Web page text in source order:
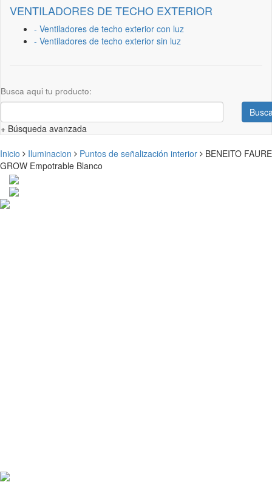
VENTILADORES DE TECHO EXTERIOR
- Ventiladores de techo exterior con luz
- Ventiladores de techo exterior sin luz
Busca aqui tu producto:
+ Búsqueda avanzada
Inicio Iluminacion Puntos de señalización interior
BENEITO FAURE
GROW Empotrable Blanco